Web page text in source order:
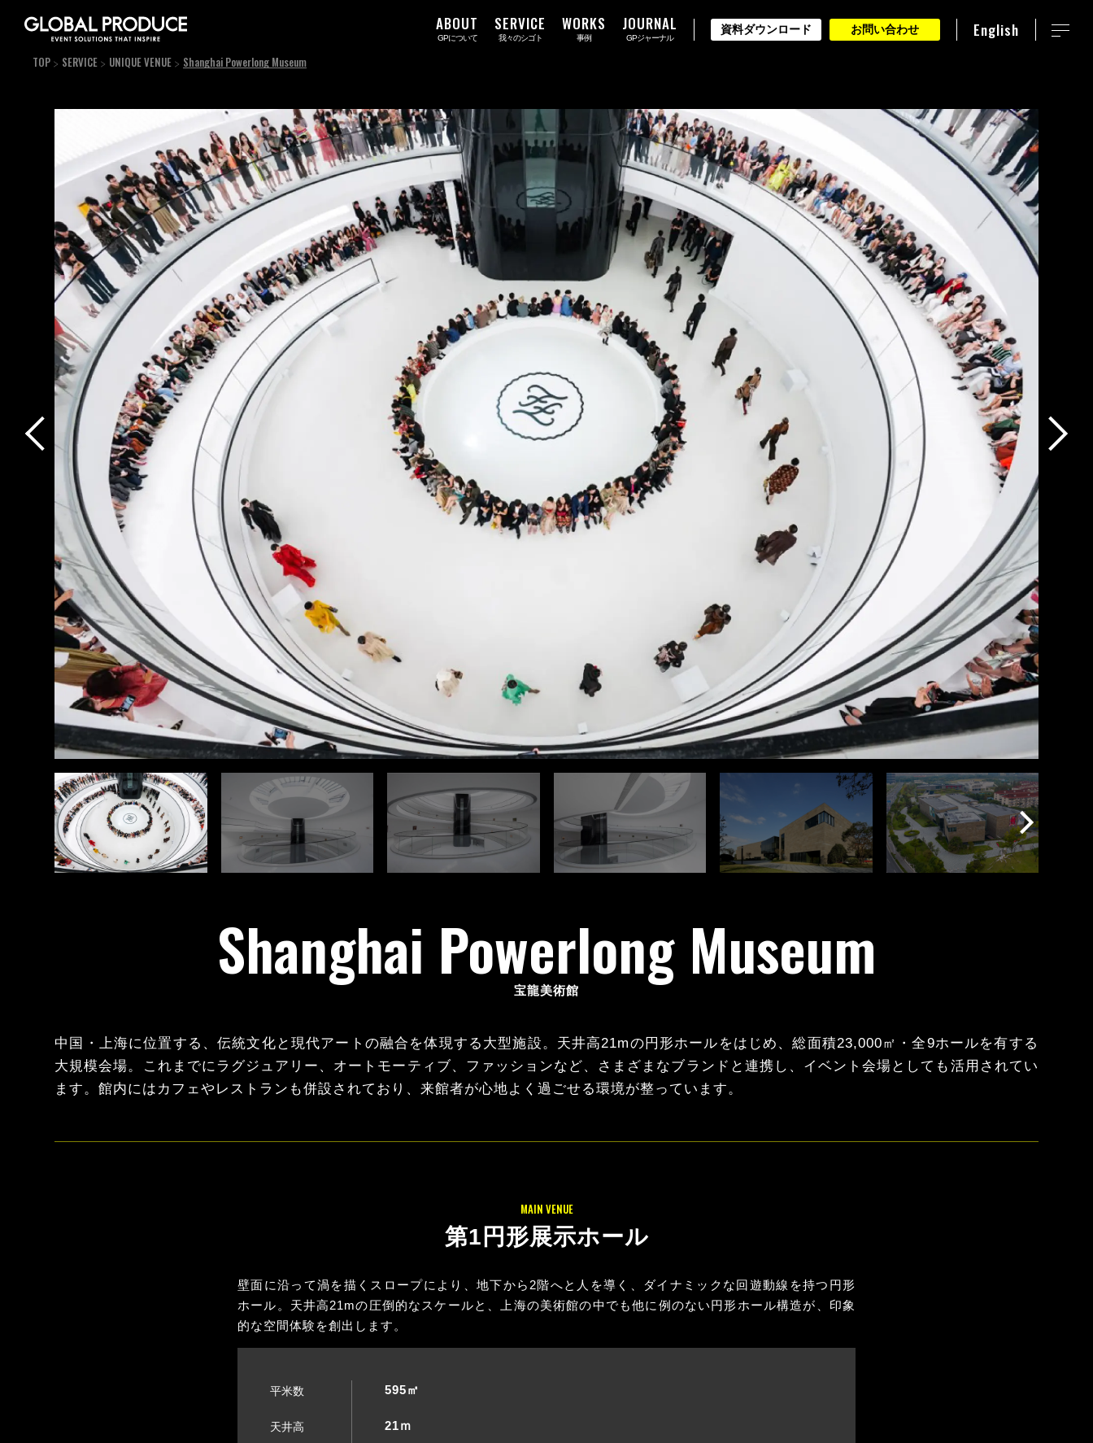
ABOUT
GPについて
SERVICE
我々のシゴト
WORKS
事例
JOURNAL
GPジャーナル
資料ダウンロード お問い合わせ English
TOP SERVICE UNIQUE VENUE Shanghai Powerlong Museum
Shanghai Powerlong Museum
宝龍美術館
中国・上海に位置する、伝統文化と現代アートの融合を体現する大型施設。天井高21mの円形ホールをはじめ、総面積23,000㎡・全9ホールを有する
大規模会場。これまでにラグジュアリー、オートモーティブ、ファッションなど、さまざまなブランドと連携し、イベント会場としても活用されてい
ます。館内にはカフェやレストランも併設されており、来館者が心地よく過ごせる環境が整っています。
MAIN VENUE
第1円形展示ホール
壁面に沿って渦を描くスロープにより、地下から2階へと人を導く、ダイナミックな回遊動線を持つ円形
ホール。天井高21mの圧倒的なスケールと、上海の美術館の中でも他に例のない円形ホール構造が、印象
的な空間体験を創出します。
平米数 595㎡
天井高 21ｍ